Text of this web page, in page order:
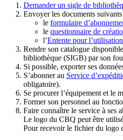
Demander un sigle de
Envoyer les documents
le formulaire
le questionnaire de
l’Entente pour
Rendre son catalogue
bibliothèque (SIGB) par son
Si possible, exporter ses
S’abonner au Service
obligatoire).
Se procurer l’équipement et le
Former son personnel au
Faire connaître le service à ses
Le logo du CBQ peut être
Pour recevoir le fichier du logo